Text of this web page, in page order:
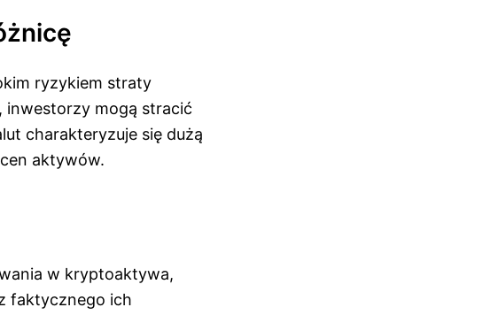
ryzykiem straty
inwestorzy mogą stracić
charakteryzuje się dużą
aktywów.
w kryptoaktywa,
faktycznego ich